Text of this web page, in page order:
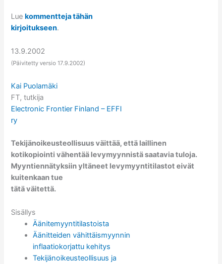
Luekommentteja tähän
kirjoitukseen.
13.9.2002
(Päivitetty versio 17.9.2002)
Kai Puolamäki
FT, tutkija
Electronic Frontier Finland – EFFI
ry
Tekijänoikeusteollisuus väittää, että laillinen
kotikopiointi vähentää levymyynnistä saatavia tuloja.
Myyntiennätyksiin yltäneet levymyyntitilastot eivät
kuitenkaan tue
tätä väitettä.
Sisällys
Äänitemyyntitilastoista
Äänitteiden vähittäismyynnin
inflaatiokorjattu kehitys
Tekijänoikeusteollisuus ja